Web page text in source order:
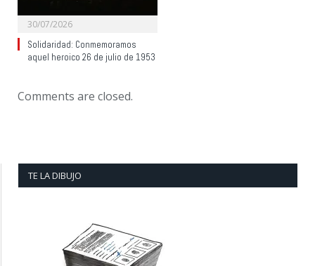
30/07/2026
Solidaridad: Conmemoramos
aquel heroico 26 de julio de 1953
Comments are closed.
TE LA DIBUJO